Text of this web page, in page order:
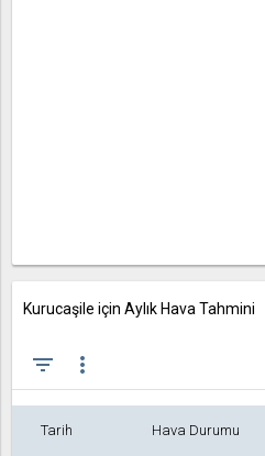
Kurucaşile için Aylık Hava Tahmini
filter_list more_vert
Tarih Hava Durumu